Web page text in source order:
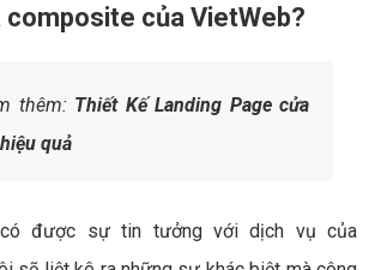
của VietWeb?
thêm: Thiết Kế Landing Page cửa
quả
có được sự tin tưởng với dịch vụ của